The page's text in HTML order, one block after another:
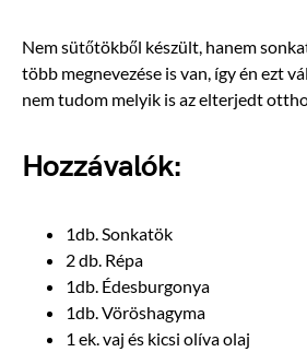
Nem sütőtökből készült, hanem
több megnevezése is van, így én ezt
nem tudom melyik is az elterjedt
Hozzávalók:
1db. Sonkatök
2 db. Répa
1db. Édesburgonya
1db. Vöröshagyma
1 ek. vaj és kicsi olíva olaj